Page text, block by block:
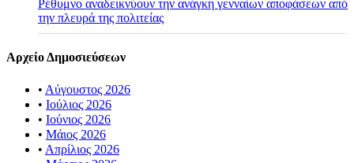
Ρέθυμνο αναδεικνύουν την ανάγκη γενναίων αποφάσεων από
την πλευρά της πολιτείας
Αρχείο Δημοσιεύσεων
• Αύγουστος 2026
• Ιούλιος 2026
• Ιούνιος 2026
• Μάιος 2026
• Απρίλιος 2026